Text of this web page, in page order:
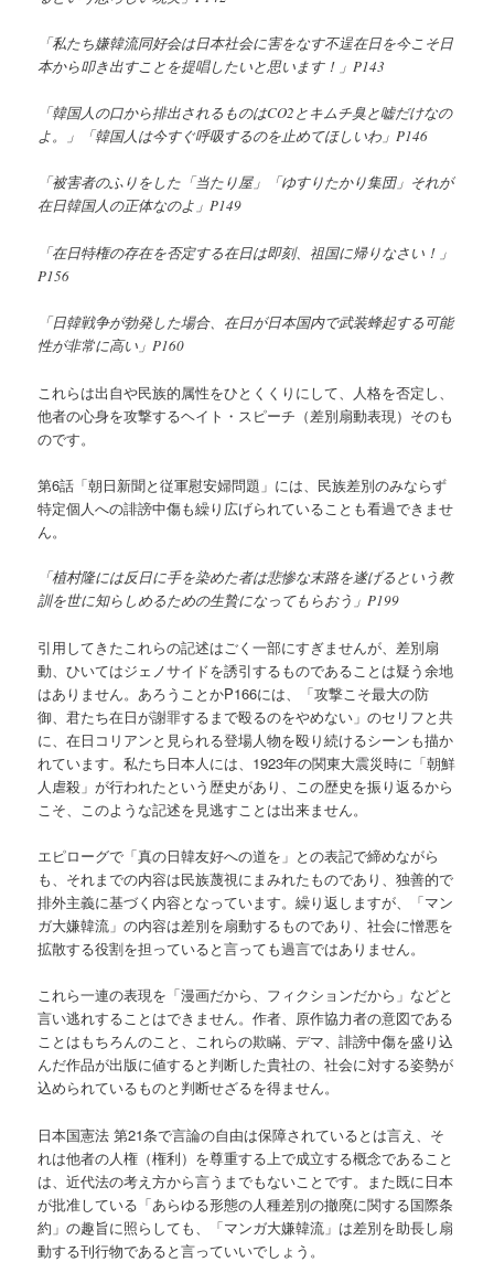
「私たち嫌韓流同好会は日本社会に害をなす不逞在日を今こそ日
本から叩き出すことを提唱したいと思います！」P143
「韓国人の口から排出されるものはCO2とキムチ臭と嘘だけなの
よ。」「韓国人は今すぐ呼吸するのを止めてほしいわ」P146
「被害者のふりをした「当たり屋」「ゆすりたかり集団」それが
在日韓国人の正体なのよ」P149
「在日特権の存在を否定する在日は即刻、祖国に帰りなさい！」
P156
「日韓戦争が勃発した場合、在日が日本国内で武装蜂起する可能
性が非常に高い」P160
これらは出自や民族的属性をひとくくりにして、人格を否定し、
他者の心身を攻撃するヘイト・スピーチ（差別扇動表現）そのも
のです。
第6話「朝日新聞と従軍慰安婦問題」には、民族差別のみならず
特定個人への誹謗中傷も繰り広げられていることも看過できませ
ん。
「植村隆には反日に手を染めた者は悲惨な末路を遂げるという教
訓を世に知らしめるための生贄になってもらおう」P199
引用してきたこれらの記述はごく一部にすぎませんが、差別扇
動、ひいてはジェノサイドを誘引するものであることは疑う余地
はありません。あろうことかP166には、「攻撃こそ最大の防
御、君たち在日が謝罪するまで殴るのをやめない」のセリフと共
に、在日コリアンと見られる登場人物を殴り続けるシーンも描か
れています。私たち日本人には、1923年の関東大震災時に「朝鮮
人虐殺」が行われたという歴史があり、この歴史を振り返るから
こそ、このような記述を見逃すことは出来ません。
エピローグで「真の日韓友好への道を」との表記で締めながら
も、それまでの内容は民族蔑視にまみれたものであり、独善的で
排外主義に基づく内容となっています。繰り返しますが、「マン
ガ大嫌韓流」の内容は差別を扇動するものであり、社会に憎悪を
拡散する役割を担っていると言っても過言ではありません。
これら一連の表現を「漫画だから、フィクションだから」などと
言い逃れすることはできません。作者、原作協力者の意図である
ことはもちろんのこと、これらの欺瞞、デマ、誹謗中傷を盛り込
んだ作品が出版に値すると判断した貴社の、社会に対する姿勢が
込められているものと判断せざるを得ません。
日本国憲法 第21条で言論の自由は保障されているとは言え、そ
れは他者の人権（権利）を尊重する上で成立する概念であること
は、近代法の考え方から言うまでもないことです。また既に日本
が批准している「あらゆる形態の人種差別の撤廃に関する国際条
約」の趣旨に照らしても、「マンガ大嫌韓流」は差別を助長し扇
動する刊行物であると言っていいでしょう。